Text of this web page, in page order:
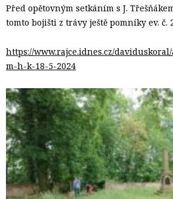
Před opětovným setkáním s J.
tomto bojišti z trávy ještě pomníky ev. č.
https://www.rajce.idnes.cz/
m-h-k-18-5-2024